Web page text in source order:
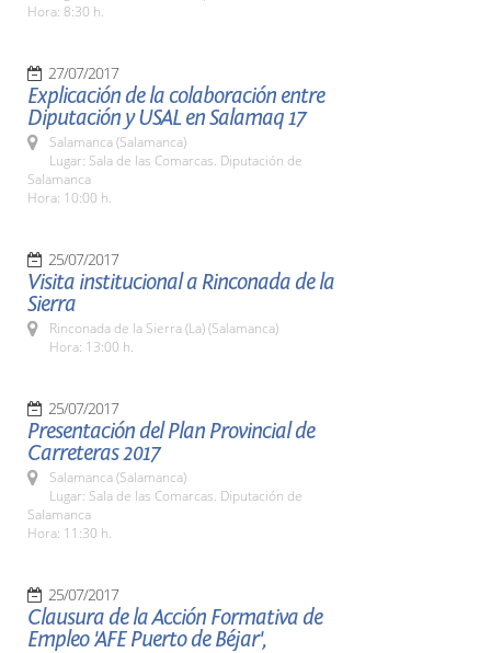
Hora: 8:30 h.
27/07/2017
Explicación de la colaboración entre
Diputación y USAL en Salamaq 17
Salamanca (Salamanca)
Lugar: Sala de las Comarcas. Diputación de
Salamanca
Hora: 10:00 h.
25/07/2017
Visita institucional a Rinconada de la
Sierra
Rinconada de la Sierra (La) (Salamanca)
Hora: 13:00 h.
25/07/2017
Presentación del Plan Provincial de
Carreteras 2017
Salamanca (Salamanca)
Lugar: Sala de las Comarcas. Diputación de
Salamanca
Hora: 11:30 h.
25/07/2017
Clausura de la Acción Formativa de
Empleo 'AFE Puerto de Béjar',